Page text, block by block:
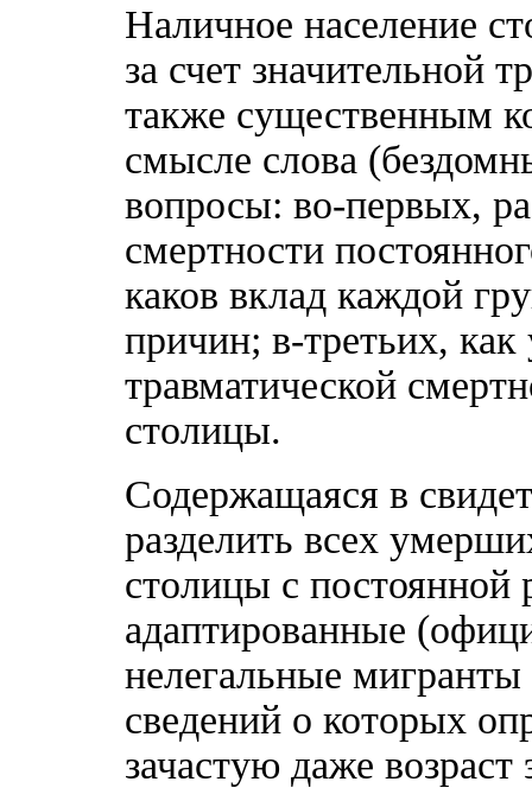
Наличное население
за счет значительной
также существенным
смысле слова
вопросы: во-первых,
смертности
каков вклад каждой
причин; в-третьих, как
травматической
столицы.
Содержащаяся в
разделить всех
столицы с постоянной
адаптированные
нелегальные
сведений о которых
зачастую даже